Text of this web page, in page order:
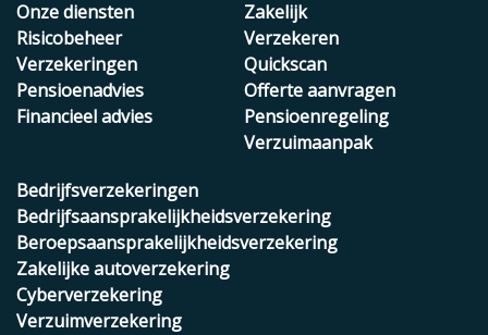
Onze diensten
Risicobeheer
Verzekeringen
Pensioenadvies
Financieel advies
Zakelijk
Verzekeren
Quickscan
Offerte aanvragen
Pensioenregeling
Verzuimaanpak
Bedrijfsverzekeringen
Bedrijfsaansprakelijkheidsverzekering
Beroepsaansprakelijkheidsverzekering
Zakelijke autoverzekering
Cyberverzekering
Verzuimverzekering